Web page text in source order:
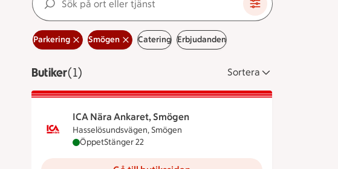
Parkering Smögen Catering Erbjudanden
ButikerVisar 1 stycken
(1) Sortera
ICA Nära Ankaret, Smögen
Hasselösundsvägen, Smögen
ICA Nära Ankaret, Smögen är öppen nu, stänger klockan 22
ÖppetStänger 22